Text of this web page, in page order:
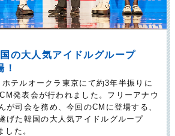
の大人気アイドルグループ
テルオークラ東京にて約3年半振りに
発表会が行われました。フリーアナウ
が司会を務め、今回のCMに登場する、
げた韓国の大人気アイドルグループ
した。